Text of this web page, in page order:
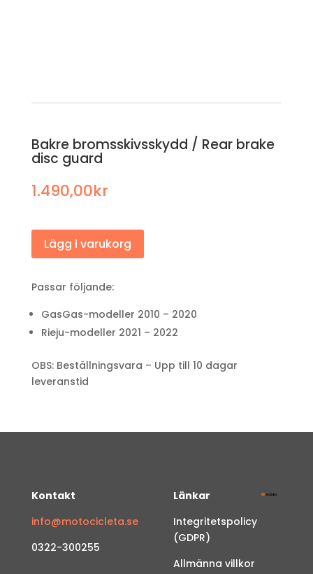
Bakre bromsskivsskydd / Rear brake
disc guard
1.490,00kr
Lägg i varukorg
Passar följande:
GasGas-modeller 2010 – 2020
Rieju-modeller 2021 – 2022
OBS: Beställningsvara – Upp till 10 dagar
leveranstid
Kontakt
info@motocicleta.se
0322-300255
Länkar
Integritetspolicy
(GDPR)
Allmänna villkor